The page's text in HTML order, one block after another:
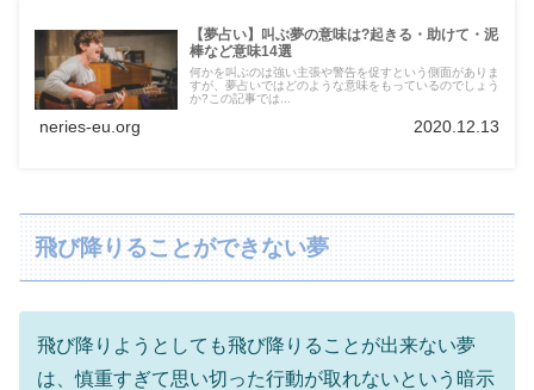
【夢占い】叫ぶ夢の意味は?起きる・助けて・泥
棒など意味14選
何かを叫ぶのは強い主張や警告を促すという側面がありま
すが、夢占いではどのような意味をもっているのでしょう
か?この記事では...
neries-eu.org 2020.12.13
飛び降りることができない夢
飛び降りようとしても飛び降りることが出来ない夢
は、慎重すぎて思い切った行動が取れないという暗示